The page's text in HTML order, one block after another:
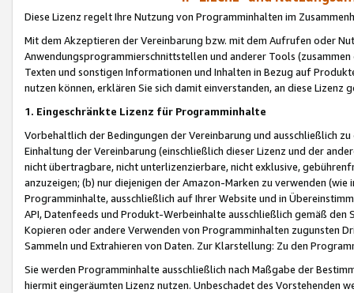
Diese Lizenz regelt Ihre Nutzung von Programminhalten im
Mit dem Akzeptieren der Vereinbarung bzw. mit dem Aufrufen oder
Anwendungsprogrammierschnittstellen und anderer Tools (zusammen
Texten und sonstigen Informationen und Inhalten in Bezug auf
nutzen können, erklären Sie sich damit einverstanden, an diese Lizenz
1. Eingeschränkte Lizenz für Programminhalte
Vorbehaltlich der Bedingungen der Vereinbarung und ausschließlich
Einhaltung der Vereinbarung (einschließlich dieser Lizenz und der
nicht übertragbare, nicht unterlizenzierbare, nicht exklusive,
anzuzeigen; (b) nur diejenigen der Amazon-Marken zu verwenden
Programminhalte, ausschließlich auf Ihrer Website und in
API, Datenfeeds und Produkt-Werbeinhalte ausschließlich gemäß
Kopieren oder andere Verwenden von Programminhalten zugunsten
Sammeln und Extrahieren von Daten. Zur Klarstellung: Zu den
Sie werden Programminhalte ausschließlich nach Maßgabe der
hiermit eingeräumten Lizenz nutzen. Unbeschadet des Vorstehenden